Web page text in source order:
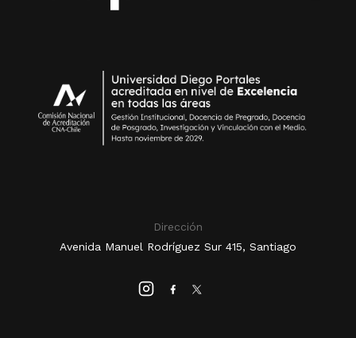
Dirección
Avenida Manuel Rodríguez Sur 415, Santiago